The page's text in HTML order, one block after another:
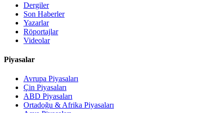
Dergiler
Son Haberler
Yazarlar
Röportajlar
Videolar
Piyasalar
Avrupa Piyasaları
Çin Piyasaları
ABD Piyasaları
Ortadoğu & Afrika Piyasaları